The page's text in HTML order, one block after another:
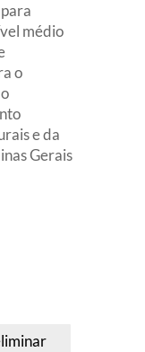
para
médio
o
e da
Gerais